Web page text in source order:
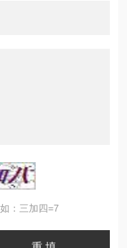
：三加四=7